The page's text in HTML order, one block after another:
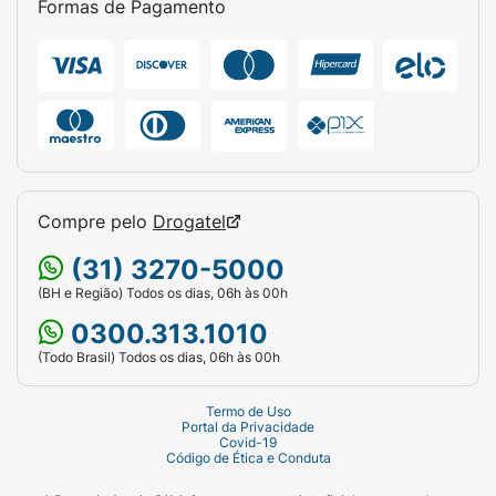
Linha:
Shortinho (Fralda Calça).
Tamanho:M (Médio).
Peso Indicado:6kg a 10kg.
Quantidade:26 Fraldas descartáveis.
Diferenciais:
Aloe Vera, toque macio e fita
de descarte.
Formas de Pagamento
Compre pelo Drogatel
(31) 3270-5000
(BH e Região) Todos os dias, 06h às 00h
0300.313.1010
(Todo Brasil) Todos os dias, 06h às 00h
Termo de Uso
Portal da Privacidade
Covid-19
Código de Ética e Conduta